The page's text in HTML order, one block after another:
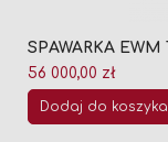
56 000,00 zł
Dodaj do koszyka